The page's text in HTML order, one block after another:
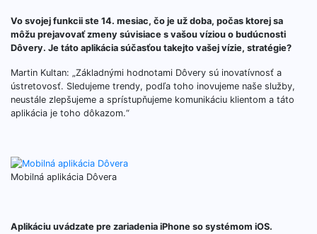
Vo svojej funkcii ste 14. mesiac, čo je už doba, počas ktorej sa
môžu prejavovať zmeny súvisiace s vašou víziou o budúcnosti
Dôvery. Je táto aplikácia súčasťou takejto vašej vízie, stratégie?
Martin Kultan: „Základnými hodnotami Dôvery sú inovatívnosť a
ústretovosť. Sledujeme trendy, podľa toho inovujeme naše služby,
neustále zlepšujeme a sprístupňujeme komunikáciu klientom a táto
aplikácia je toho dôkazom.“
Mobilná aplikácia Dôvera
Aplikáciu uvádzate pre zariadenia iPhone so systémom iOS.